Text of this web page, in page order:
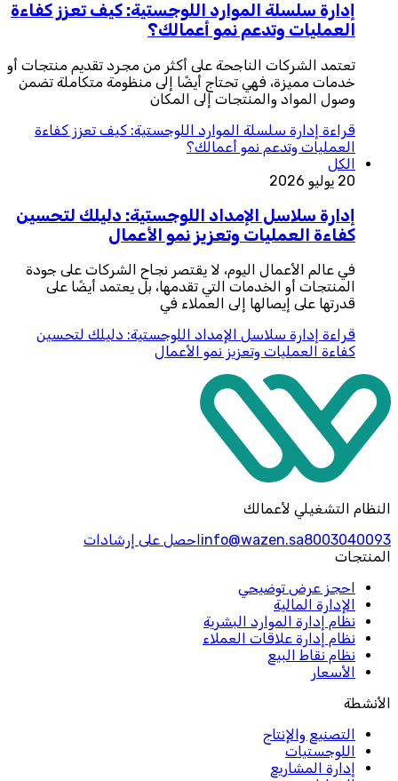
إدارة سلسلة الموارد اللوجستية: كيف تعزز كفاءة
العمليات وتدعم نمو أعمالك؟
تعتمد الشركات الناجحة على أكثر من مجرد تقديم منتجات أو
خدمات مميزة، فهي تحتاج أيضًا إلى منظومة متكاملة تضمن
وصول المواد والمنتجات إلى المكان
قراءة إدارة سلسلة الموارد اللوجستية: كيف تعزز كفاءة
العمليات وتدعم نمو أعمالك؟
الكل
20 يوليو 2026
إدارة سلاسل الإمداد اللوجستية: دليلك لتحسين
كفاءة العمليات وتعزيز نمو الأعمال
في عالم الأعمال اليوم، لا يقتصر نجاح الشركات على جودة
المنتجات أو الخدمات التي تقدمها، بل يعتمد أيضًا على
قدرتها على إيصالها إلى العملاء في
قراءة إدارة سلاسل الإمداد اللوجستية: دليلك لتحسين
كفاءة العمليات وتعزيز نمو الأعمال
النظام التشغيلي لأعمالك
8003040093
info@wazen.saاحصل على إرشادات
المنتجات
احجز عرض توضيحي
الإدارة المالية
نظام إدارة الموارد البشرية
نظام إدارة علاقات العملاء
نظام نقاط البيع
الأسعار
الأنشطة
التصنيع والإنتاج
اللوجستيات
إدارة المشاريع